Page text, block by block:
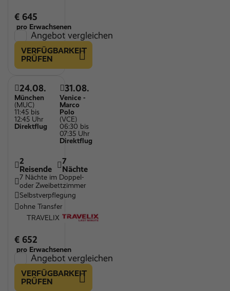
€ 645
pro Erwachsenen
Angebot vergleichen
VERFÜGBARKEIT
PRÜFEN
24.08.
München
(MUC)
11:45 bis
12:45 Uhr
Direktflug
31.08.
Venice -
Marco
Polo
(VCE)
06:30 bis
07:35 Uhr
Direktflug
2
Reisende
7
Nächte
7 Nächte im Doppel-
oder Zweibettzimmer
Selbstverpflegung
ohne Transfer
TRAVELIX
€ 652
pro Erwachsenen
Angebot vergleichen
VERFÜGBARKEIT
PRÜFEN